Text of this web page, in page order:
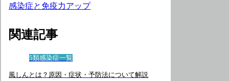
感染症と免疫力アップ
関連記事
5類感染症一覧
風しんとは？原因・症状・予防法について解説